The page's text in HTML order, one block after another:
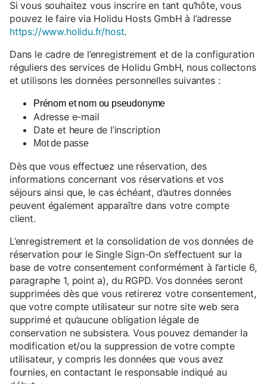
Si vous souhaitez vous inscrire en tant qu’hôte, vous
pouvez le faire via Holidu Hosts GmbH à l’adresse
https://www.holidu.fr/host.
Dans le cadre de l’enregistrement et de la configuration
réguliers des services de Holidu GmbH, nous collectons
et utilisons les données personnelles suivantes :
Prénom et nom ou pseudonyme
Adresse e-mail
Date et heure de l’inscription
Mot de passe
Dès que vous effectuez une réservation, des
informations concernant vos réservations et vos
séjours ainsi que, le cas échéant, d’autres données
peuvent également apparaître dans votre compte
client.
L’enregistrement et la consolidation de vos données de
réservation pour le Single Sign-On s’effectuent sur la
base de votre consentement conformément à l’article 6,
paragraphe 1, point a), du RGPD. Vos données seront
supprimées dès que vous retirerez votre consentement,
que votre compte utilisateur sur notre site web sera
supprimé et qu’aucune obligation légale de
conservation ne subsistera. Vous pouvez demander la
modification et/ou la suppression de votre compte
utilisateur, y compris les données que vous avez
fournies, en contactant le responsable indiqué au